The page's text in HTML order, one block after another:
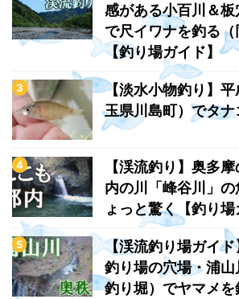
感がある小百川＆板
で尺イワナを釣る
【釣り場ガイド】
【淡水小物釣り】
玉県川島町）でタナ
【渓流釣り】奥多
内の川「峰谷川」
ょっと驚く【釣り場
【渓流釣り場ガイ
釣り場の穴場・浦山
釣り堀）でヤマメ